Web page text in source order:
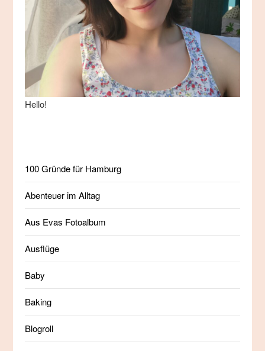
Hello!
100 Gründe für Hamburg
Abenteuer im Alltag
Aus Evas Fotoalbum
Ausflüge
Baby
Baking
Blogroll